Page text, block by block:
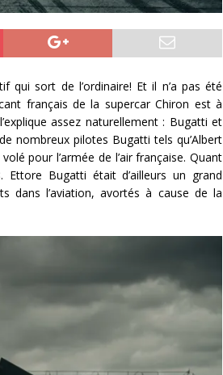
qui sort de l’ordinaire! Et il n’a pas été
français de la supercar Chiron est à
assez naturellement : Bugatti et
nombreux pilotes Bugatti tels qu’Albert
pour l’armée de l’air française. Quant
Bugatti était d’ailleurs un grand
dans l’aviation, avortés à cause de la